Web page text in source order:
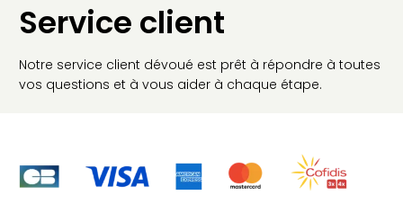
Service client
Notre service client dévoué est prêt à répondre à toutes
vos questions et à vous aider à chaque étape.